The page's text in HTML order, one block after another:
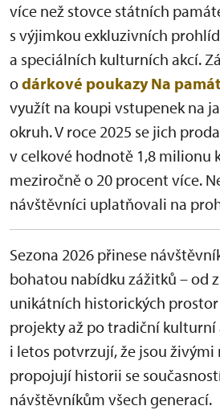
více než stovce státních
s výjimkou exkluzivních
a speciálních kulturních akcí.
odárkové poukazy Na
využít na koupi vstupenek na
okruh. V roce 2025 se jich
v celkové hodnotě 1,8 milionu
meziročně o 20 procent více.
návštěvníci uplatňovali na
Sezona 2026 přinese
bohatou nabídku zážitků – od
unikátních historických
projekty až po tradiční kulturní
i letos potvrzují, že jsou živými
propojují historii se
návštěvníkům všech generací.